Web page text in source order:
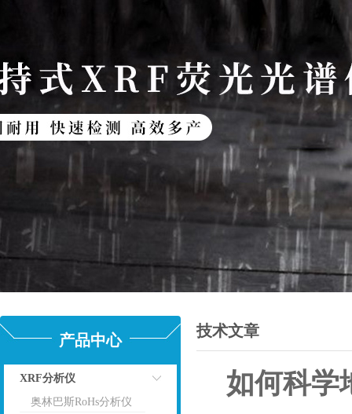
产品中心
XRF分析仪
点击
奥林巴斯RoHs分析仪
技术文章
如何科学